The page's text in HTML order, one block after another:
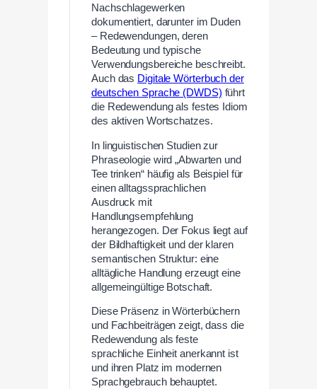
Nachschlagewerken
dokumentiert, darunter im Duden
– Redewendungen, deren
Bedeutung und typische
Verwendungsbereiche beschreibt.
Auch das Digitale Wörterbuch der
deutschen Sprache (DWDS) führt
die Redewendung als festes Idiom
des aktiven Wortschatzes.
In linguistischen Studien zur
Phraseologie wird „Abwarten und
Tee trinken“ häufig als Beispiel für
einen alltagssprachlichen
Ausdruck mit
Handlungsempfehlung
herangezogen. Der Fokus liegt auf
der Bildhaftigkeit und der klaren
semantischen Struktur: eine
alltägliche Handlung erzeugt eine
allgemeingültige Botschaft.
Diese Präsenz in Wörterbüchern
und Fachbeiträgen zeigt, dass die
Redewendung als feste
sprachliche Einheit anerkannt ist
und ihren Platz im modernen
Sprachgebrauch behauptet.